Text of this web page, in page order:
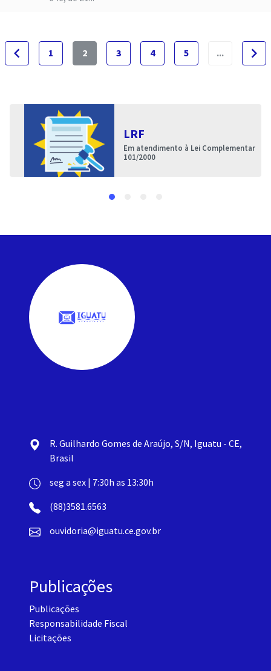
navigate_before 1 2 3 4 5 ... navigate_next
LRF
Em atendimento à Lei Complementar
101/2000
R. Guilhardo Gomes de Araújo, S/N, Iguatu - CE,
Brasil
seg a sex | 7:30h as 13:30h
(88)3581.6563
ouvidoria@iguatu.ce.gov.br
Publicações
Publicações
Responsabilidade Fiscal
Licitações